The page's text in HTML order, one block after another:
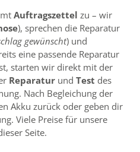
Auftragszettel zu – wir
), sprechen die Reparatur
gewünscht) und
eine passende Reparatur
starten wir direkt mit der
Reparatur und Test des
Nach Begleichung der
Akku zurück oder geben dir
Viele Preise für unsere
Seite.